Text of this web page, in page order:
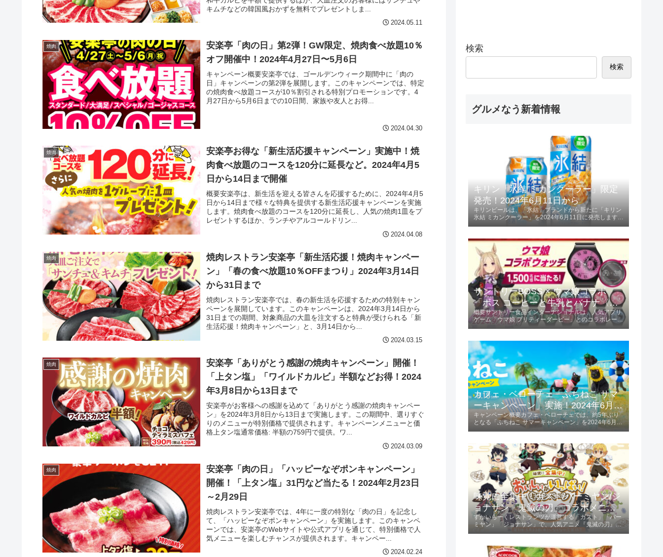
キムチなどの韓国風おかずを無料でプレゼントしま...
2024.05.11
焼肉
安楽亭「肉の日」第2弾！GW限定、焼肉食べ放題10％
オフ開催中！2024年4月27日〜5月6日
キャンペーン概要安楽亭では、ゴールデンウィーク期間中に「肉の
日」キャンペーンの第2弾を展開します。このキャンペーンでは、特定
の焼肉食べ放題コースが10％割引される特別プロモーションです。4
月27日から5月6日までの10日間、家族や友人とお得...
2024.04.30
焼肉
安楽亭お得な「新生活応援キャンペーン」実施中！焼
肉食べ放題のコースを120分に延長など。2024年4月5
日から14日まで開催
概要安楽亭は、新生活を迎える皆さんを応援するために、2024年4月5
日から14日まで様々な特典を提供する新生活応援キャンペーンを実施
します。焼肉食べ放題のコースを120分に延長し、人気の焼肉1皿をプ
レゼントするほか、ランチやアルコールドリン...
2024.04.08
焼肉
焼肉レストラン安楽亭「新生活応援！焼肉キャンペー
ン」「春の食べ放題10％OFFまつり」2024年3月14日
から31日まで
焼肉レストラン安楽亭では、春の新生活を応援するための特別キャン
ペーンを展開しています。このキャンペーンは、2024年3月14日から
31日までの期間、対象商品の大皿を注文すると特典が受けられる「新
生活応援！焼肉キャンペーン」と、3月14日から...
2024.03.15
焼肉
安楽亭「ありがとう感謝の焼肉キャンペーン」開催！
「上タン塩」「ワイルドカルビ」半額などお得！2024
年3月8日から13日まで
安楽亭がお客様への感謝を込めて「ありがとう感謝の焼肉キャンペー
ン」を2024年3月8日から13日まで実施します。この期間中、選りすぐ
りのメニューが特別価格で提供されます。キャンペーンメニューと価
格上タン塩通常価格: 半額の759円で提供。ワ...
2024.03.09
焼肉
安楽亭「肉の日」「ハッピーなぞポンキャンペーン」
開催！「上タン塩」31円など当たる！2024年2月23日
～2月29日
焼肉レストラン安楽亭では、4年に一度の特別な「肉の日」を記念し
て、「ハッピーなぞポンキャンペーン」を実施します。このキャンペ
ーンでは、安楽亭のWebサイトや公式アプリを通じて、特別価格で人
気メニューを楽しむチャンスが提供されます。キャンペー...
2024.02.24
検索
検索
グルメなう新着情報
キリン「氷結 ミカンクーラー」限定
発売！2024年6月11日から
キリンビールは、「氷結」ブランドから新たに「キリン
氷結 ミカンクーラー」を2024年6月11日に発売します。
ます。商品の特長爽やかな味わい...
サントリーBOSS × ウマ娘コラボ
「ボス コーヒーと牛乳とバナナ〈ウ
マ娘デザイン〉」2024年6月4日発
売！
概要サントリー食品インターナショナルは、人気アプリ
ゲーム「ウマ娘 プリティーダービー」とのコラボレーシ
この商品は185g容量で、価格は税...
カフェ・ベローチェ「ふちねこ サマ
ーキャンペーン」実施！2024年6月10
日～8月18日
キャンペーン概要カフェ・ベローチェでは、約5年ぶり
となる「ふちねこ サマーキャンペーン」を2024年6月10
ントされます。キャンペーン参...
味覚に全集中！ガスト/バーミヤン/ジ
ョナサン「鬼滅の刃」コラボメニュ
ー発売 2024年5月23日 第1弾、6月13
日 第2弾
すかいらーくレストランツが運営する「ガスト」「バー
ミヤン」「ジョナサン」で、人気アニメ『鬼滅の刃』と
し、特典としてオリジナルクリア...